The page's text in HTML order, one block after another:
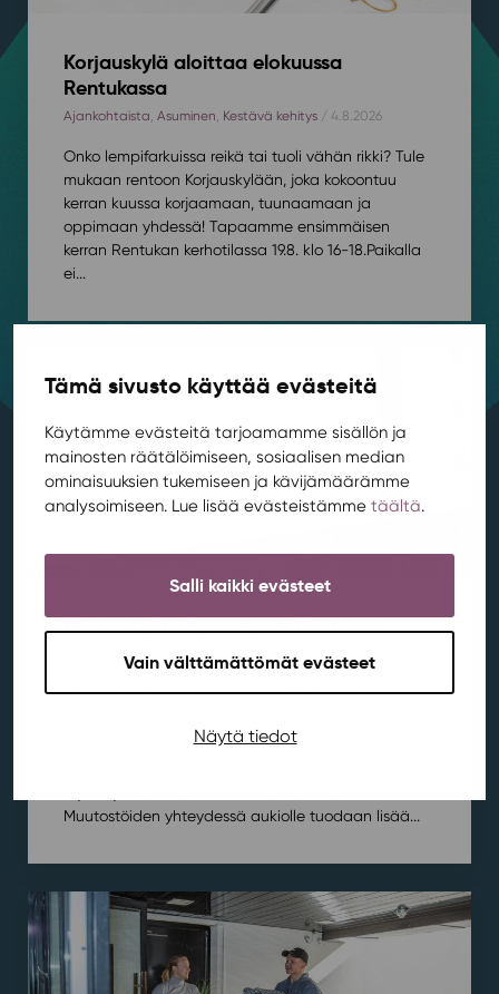
Tämä sivusto käyttää evästeitä
Käytämme evästeitä tarjoamamme sisällön ja
mainosten räätälöimiseen, sosiaalisen median
ominaisuuksien tukemiseen ja kävijämäärämme
analysoimiseen. Lue lisää evästeistämme täältä.
Salli kaikki evästeet
Vain välttämättömät evästeet
Näytä tiedot
Korjauskylä aloittaa elokuussa
Rentukassa
Ajankohtaista, Asuminen, Kestävä kehitys/ 4.8.2026
Onko lempifarkuissa reikä tai tuoli vähän rikki? Tule
mukaan rentoon Korjauskylään, joka kokoontuu
kerran kuussa korjaamaan, tuunaamaan ja
oppimaan yhdessä! Tapaamme ensimmäisen
kerran Rentukan kerhotilassa 19.8. klo 16-18.⁠⁠Paikalla
ei...
Muutostyöt käynnistyvät Rentukan
aukiolla
turvallisemmaksi ja viihtyisämmäksi on suunniteltu jo
Muutostöiden yhteydessä aukiolle tuodaan lisää...